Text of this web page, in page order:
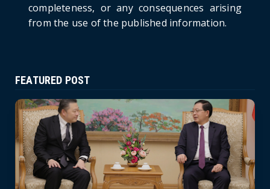
completeness, or any consequences arising
from the use of the published information.
FEATURED POST